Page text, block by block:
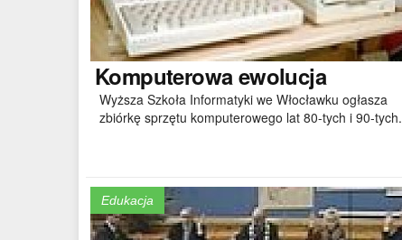
Komputerowa ewolucja
Wyższa Szkoła Informatyki we Włocławku ogłasza
zbiórkę sprzętu komputerowego lat 80-tych i 90-tych.
Edukacja